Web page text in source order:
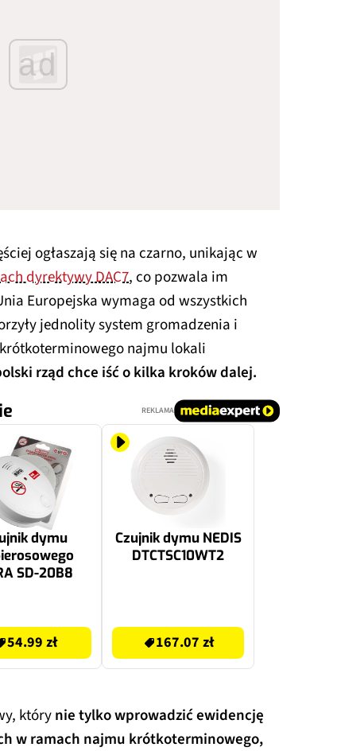
ad
ogłaszają się na czarno, unikając w
dyrektywy DAC7, co pozwala im
Europejska wymaga od wszystkich
jednolity system gromadzenia i
najmu lokali
rząd chce iść o kilka kroków dalej.
REKLAMA
dymu
SD-20B8
54.99 zł
Czujnik dymu NEDIS
DTCTSC10WT2
167.07 zł
którynie tylko wprowadzić ewidencję
w ramach najmu krótkoterminowego,